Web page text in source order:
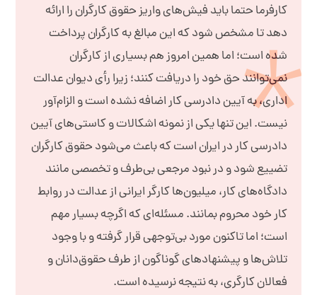
کارفرما حتما بايد فيش‌های واريز حقوق کارگران را ارائه
دهد تا مشخص شود که اين مبالغ به کارگران پرداخت
شده است؛ اما همين امروز هم بسياری از کارگران
نمی‌توانند حق خود را دريافت کنند؛ زيرا رأی ديوان عدالت
اداری، به آيين دادرسی کار اضافه نشده است و الزام‌آور
نيست. اين تنها يکی از نمونه اشکالات و کاستی‌های آيين
دادرسی کار در ايران است که باعث می‌شود حقوق کارگران
تضييع شود و در نبود مرجعی بی‌طرف و تخصصی مانند
دادگاه‌های کار، ميليون‌ها کارگر ايرانی از عدالت در روابط
کار خود محروم بمانند. مسئله‌ای که اگرچه بسيار مهم
است؛ اما تاکنون مورد بی‌توجهی قرار گرفته و با وجود
تلاش‌ها و پيشنهادهای گوناگون از طرف حقوق‌دانان و
فعالان کارگری، به نتيجه نرسيده است.